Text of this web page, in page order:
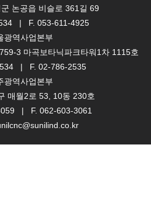
논공읍 비슬로 361길 69
| F. 053-611-4925
광역사업본부
3 마곡보타닉파크타워1차 1115호
| F. 02-786-2535
광역사업본부
매월2로 53, 10동 230호
| F. 062-603-3061